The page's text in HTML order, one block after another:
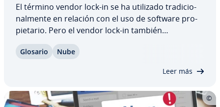
El término vendor lock-in se ha utilizado tra­di­cio­
na­l­me­n­te en relación con el uso de software pro­
pie­ta­rio. Pero el vendor lock-in también
¿Cómo se produce exac­ta­me­n­te el vendor lock-in y
Glosario Nube
Leer más